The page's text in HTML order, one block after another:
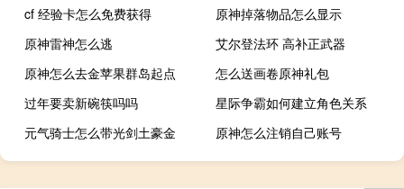
cf 经验卡怎么免费获得
原神掉落物品怎么显示
原神雷神怎么逃
艾尔登法环 高补正武器
原神怎么去金苹果群岛起点
怎么送画卷原神礼包
过年要卖新碗筷吗吗
星际争霸如何建立角色关系
元气骑士怎么带光剑土豪金
原神怎么注销自己账号